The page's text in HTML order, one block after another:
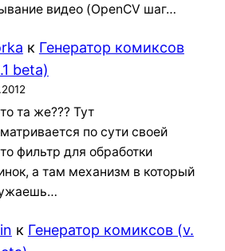
видео (OpenCV шаг…
к Генератор комиксов
beta)
та же??? Тут
по сути своей
фильтр для обработки
а там механизм в который
к Генератор комиксов (v.